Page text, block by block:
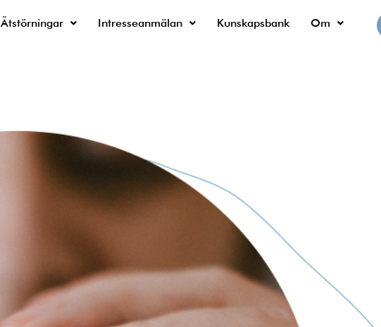
Ätstörningar Intresseanmälan Kunskapsbank Om